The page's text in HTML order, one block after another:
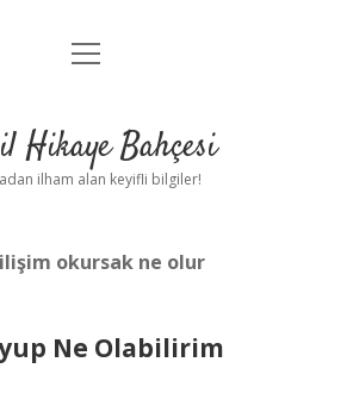
Anasayfa
Yasal Uyarı
menüyü
Hikaye Bahçesi
ilham alan keyifli bilgiler!
okursak ne olur
Ne Olabilirim